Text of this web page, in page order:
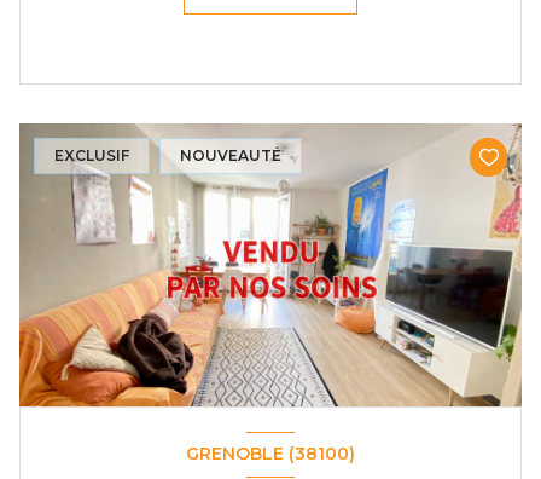
EXCLUSIF NOUVEAUTÉ
GRENOBLE (38100)